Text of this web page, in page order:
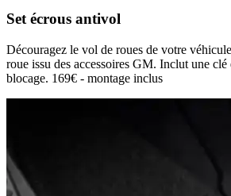
Set écrous antivol
Découragez le vol de roues de votre
roue issu des accessoires GM. Inclut une
blocage. 169€ - montage inclus